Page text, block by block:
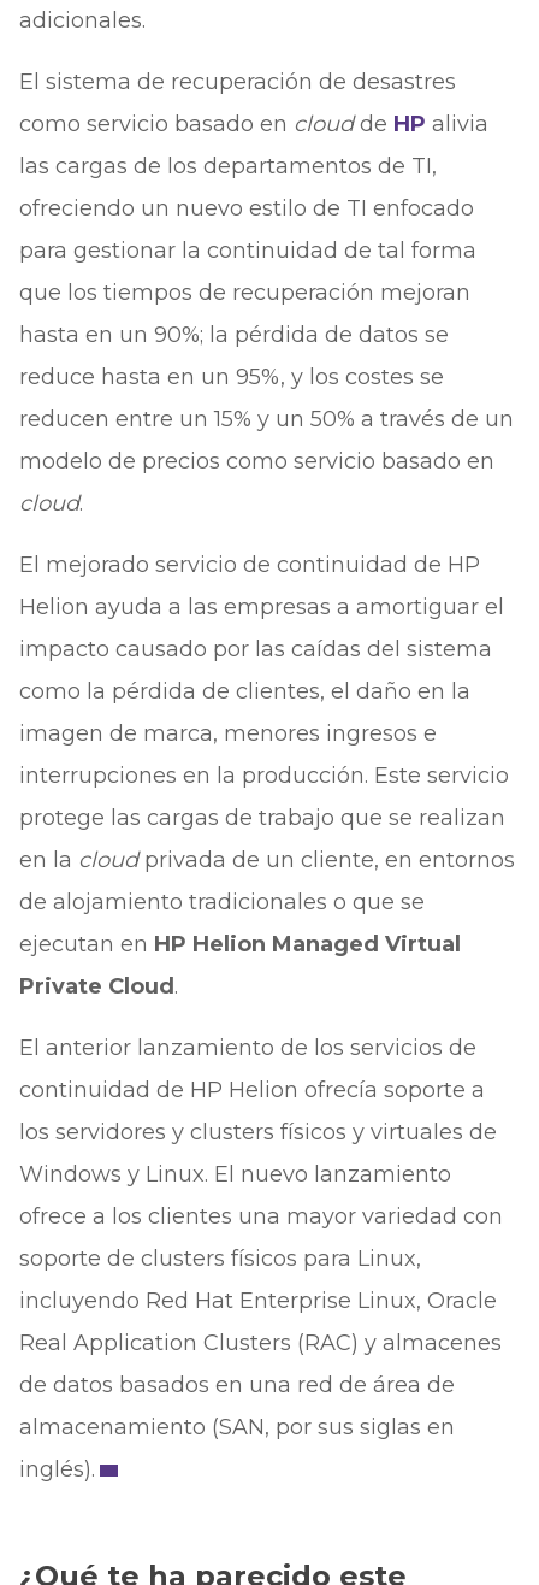
adicionales.
El sistema de recuperación de desastres
como servicio basado en cloudde HP alivia
las cargas de los departamentos de TI,
ofreciendo un nuevo estilo de TI enfocado
para gestionar la continuidad de tal forma
que los tiempos de recuperación mejoran
hasta en un 90%; la pérdida de datos se
reduce hasta en un 95%, y los costes se
reducen entre un 15% y un 50% a través de un
modelo de precios como servicio basado en
cloud.
El mejorado servicio de continuidad de HP
Helion ayuda a las empresas a amortiguar el
impacto causado por las caídas del sistema
como la pérdida de clientes, el daño en la
imagen de marca, menores ingresos e
interrupciones en la producción. Este servicio
protege las cargas de trabajo que se realizan
en la cloudprivada de un cliente, en entornos
de alojamiento tradicionales o que se
ejecutan en HP Helion Managed Virtual
Private Cloud .
El anterior lanzamiento de los servicios de
continuidad de HP Helion ofrecía soporte a
los servidores y clusters físicos y virtuales de
Windows y Linux. El nuevo lanzamiento
ofrece a los clientes una mayor variedad con
soporte de clusters físicos para Linux,
incluyendo Red Hat Enterprise Linux, Oracle
Real Application Clusters (RAC) y almacenes
de datos basados en una red de área de
almacenamiento (SAN, por sus siglas en
inglés).
¿Qué te ha parecido este